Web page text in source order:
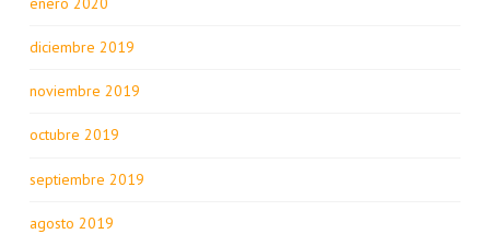
diciembre 2019
noviembre 2019
octubre 2019
septiembre 2019
agosto 2019